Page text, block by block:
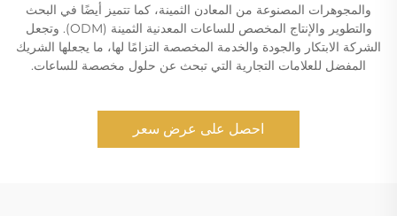
والمجوهرات المصنوعة من المعادن الثمينة، كما تتميز أيضًا في البحث
والتطوير والإنتاج المخصص للساعات المعدنية الثمينة (ODM). وتجعل
الشركة الابتكار والجودة والخدمة المخصصة التزامًا لها، ما يجعلها الشريك
المفضل للعلامات التجارية التي تبحث عن حلول مخصصة للساعات.
احصل على عرض سعر